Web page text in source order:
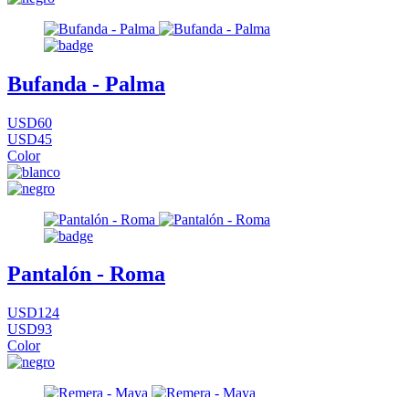
Bufanda - Palma
USD60
USD45
Color
Pantalón - Roma
USD124
USD93
Color